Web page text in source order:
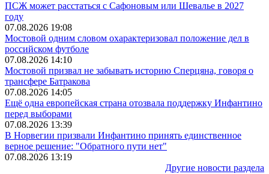
ПСЖ может расстаться с Сафоновым или Шевалье в 2027
году
07.08.2026 19:08
Мостовой одним словом охарактеризовал положение дел в
российском футболе
07.08.2026 14:10
Мостовой призвал не забывать историю Сперцяна, говоря о
трансфере Батракова
07.08.2026 14:05
Ещё одна европейская страна отозвала поддержку Инфантино
перед выборами
07.08.2026 13:39
В Норвегии призвали Инфантино принять единственное
верное решение: "Обратного пути нет"
07.08.2026 13:19
Другие новости раздела